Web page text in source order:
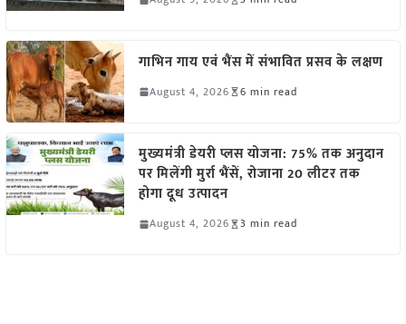
गाभिन गाय एवं भैंस में संभावित प्रसव के लक्षण
August 4, 2026 6 min read
मुख्यमंत्री डेयरी प्लस योजना: 75% तक अनुदान
पर मिलेंगी मुर्रा भैंसें, रोजाना 20 लीटर तक
होगा दूध उत्पादन
August 4, 2026 3 min read